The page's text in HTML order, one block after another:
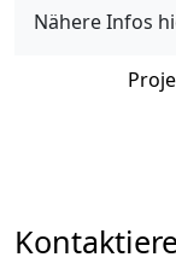
Nähere Infos